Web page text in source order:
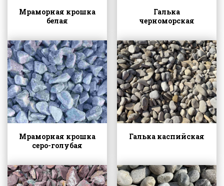
Мраморная крошка
белая
Галька
черноморская
Мраморная крошка
серо-голубая
Галька каспийская